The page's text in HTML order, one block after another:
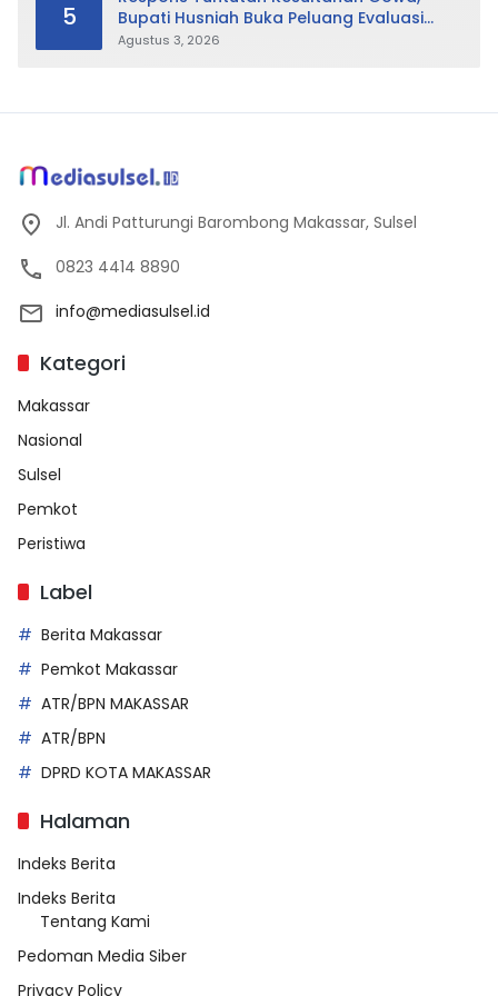
5
Bupati Husniah Buka Peluang Evaluasi
Perda LAD: Bisa Direvisi Bahkan Diganti
Agustus 3, 2026
Jl. Andi Patturungi Barombong Makassar, Sulsel
0823 4414 8890
info@mediasulsel.id
Kategori
Makassar
Nasional
Sulsel
Pemkot
Peristiwa
Label
Berita Makassar
Pemkot Makassar
ATR/BPN MAKASSAR
ATR/BPN
DPRD KOTA MAKASSAR
Halaman
Indeks Berita
Indeks Berita
Tentang Kami
Pedoman Media Siber
Privacy Policy